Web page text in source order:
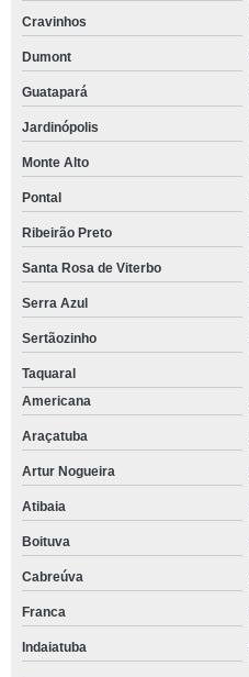
Cravinhos
Dumont
Guatapará
Jardinópolis
Monte Alto
Pontal
Ribeirão Preto
Santa Rosa de Viterbo
Serra Azul
Sertãozinho
Taquaral
Americana
Araçatuba
Artur Nogueira
Atibaia
Boituva
Cabreúva
Franca
Indaiatuba